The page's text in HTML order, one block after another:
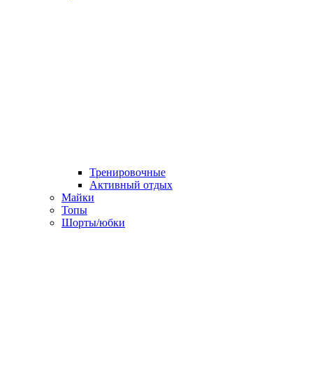
Тренировочные
Активный отдых
Майки
Топы
Шорты/юбки